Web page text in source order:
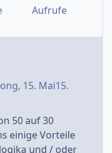
Aufrufe
, 15. Mai15.
50 auf 30
einige Vorteile
und / oder